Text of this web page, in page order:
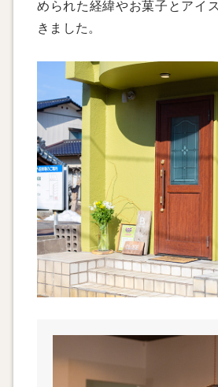
められた経緯やお菓子とアイ
きました。